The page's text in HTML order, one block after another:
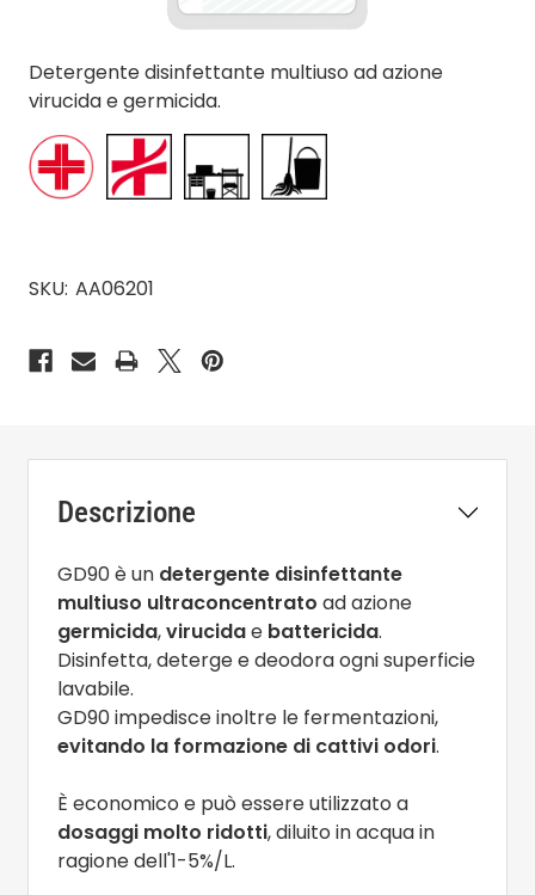
Detergente disinfettante multiuso ad azione
virucida e germicida.
SKU: AA06201
Descrizione
GD90 è un detergente disinfettante
multiuso ultraconcentrato ad azione
germicida,virucidae battericida.
Disinfetta, deterge e deodora ogni superficie
lavabile.
GD90 impedisce inoltre le fermentazioni,
evitando la formazione di cattivi odori.
È economico e può essere utilizzato a
dosaggi molto ridotti, diluito in acqua in
ragione dell'1-5%/L.